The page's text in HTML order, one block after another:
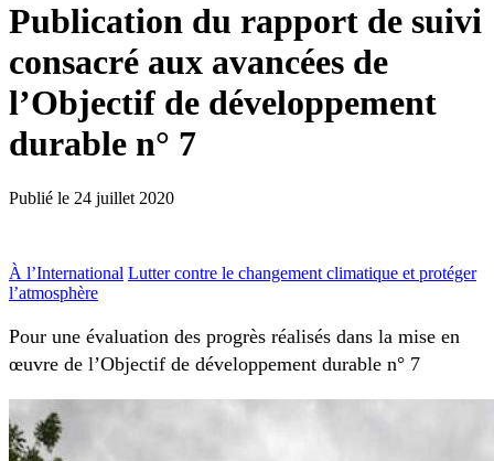
Publication du rapport de suivi
consacré aux avancées de
l’Objectif de développement
durable n° 7
Publié le 24 juillet 2020
À l’International Lutter contre le changement climatique et protéger
l’atmosphère
Pour une évaluation des progrès réalisés dans la mise en
œuvre de l’Objectif de développement durable n° 7